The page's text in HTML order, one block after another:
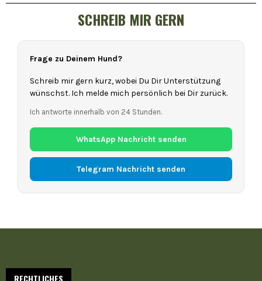
SCHREIB MIR GERN
Frage zu Deinem Hund?
Schreib mir gern kurz, wobei Du Dir Unterstützung
wünschst. Ich melde mich persönlich bei Dir zurück.
Ich antworte innerhalb von 24 Stunden.
WhatsApp Nachricht senden
Telegram Nachricht senden
RECHTLICHES